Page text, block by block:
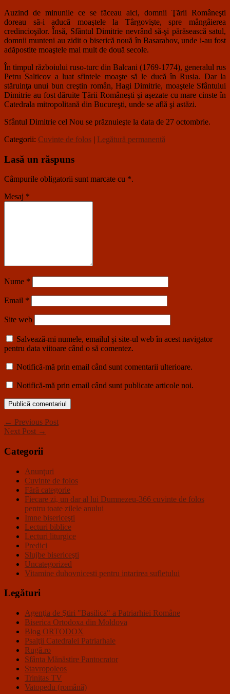
Auzind de minunile ce se făceau aici, domnii Ţării Româneşti
doreau să-i aducă moaştele la Târgovişte, spre mângâierea
credincioşilor. Însă, Sfântul Dimitrie nevrând să-şi părăsească satul,
domnii munteni au zidit o biserică nouă în Basarabov, unde i-au fost
adăpostite moaştele mai mult de două secole.
În timpul războiului ruso-turc din Balcani (1769-1774), generalul rus
Petru Salticov a luat sfintele moaşte să le ducă în Rusia. Dar la
stăruinţa unui bun creştin român, Hagi Dimitrie, moaştele Sfântului
Dimitrie au fost dăruite Ţării Româneşti şi aşezate cu mare cinste în
Catedrala mitropolitană din Bucureşti, unde se află şi astăzi.
Sfântul Dimitrie cel Nou se prăznuieşte la data de 27 octombrie.
Categorii: Cuvinte de folos | Legătură permanentă
Lasă un răspuns
Câmpurile obligatorii sunt marcate cu *.
Mesaj *
Nume *
Email *
Site web
Salvează-mi numele, emailul și site-ul web în acest navigator
pentru data viitoare când o să comentez.
Notifică-mă prin email când sunt comentarii ulterioare.
Notifică-mă prin email când sunt publicate articole noi.
← Previous Post
Next Post →
Categorii
Anunţuri
Cuvinte de folos
Fără categorie
Fiecare zi, un dar al lui Dumnezeu-366 cuvinte de folos
pentru toate zilele anului
Imne bisericeşti
Lecturi biblice
Lecturi liturgice
Predici
Slujbe bisericeşti
Uncategorized
Vitamine duhovnicesti pentru intarirea sufletului
Legături
Agenţia de Ştiri "Basilica" a Patriarhiei Române
Biserica Ortodoxa din Moldova
Blog ORTODOX
Psalţii Catedralei Patriarhale
Rugă.ro
Sfânta Mănăstire Pantocrator
Stavropoleos
Trinitas TV
Vatopedu (română)